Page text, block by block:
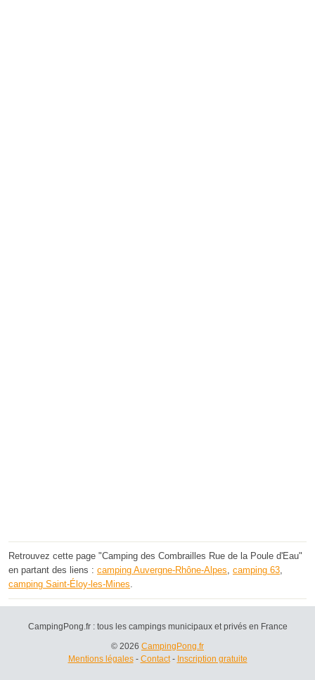
Retrouvez cette page "Camping des Combrailles Rue de la Poule d'Eau"
en partant des liens : camping Auvergne-Rhône-Alpes camping 63
camping Saint-Éloy-les-Mines
CampingPong.fr : tous les campings municipaux et privés en France
© 2026 CampingPong.fr
Mentions légales- Contact- Inscription gratuite